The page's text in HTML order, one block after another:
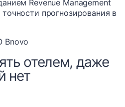
Revenue Management
прогнозирования в
Bnovo
отелем, даже
нет